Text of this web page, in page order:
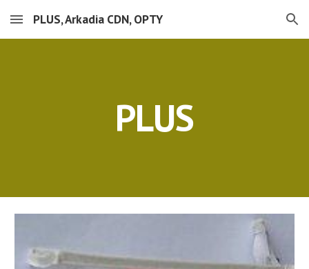
Skip to main content Skip to navigation
PLUS, Arkadia CDN, OPTY
PLUS